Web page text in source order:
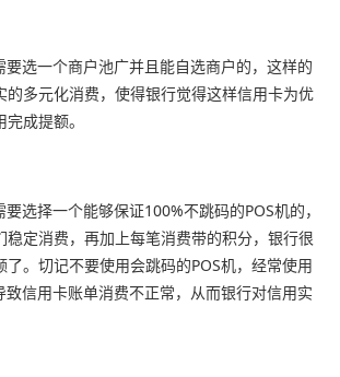
要选一个商户池广并且能自选商户的，这样的
的多元化消费，使得银行觉得这样信用卡为优
成提额。
选择一个能够保证100%不跳码的POS机的，
稳定消费，再加上每笔消费带的积分，银行很
。切记不要使用会跳码的POS机，经常使用
致信用卡账单消费不正常，从而银行对信用实